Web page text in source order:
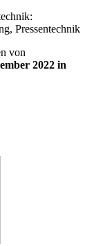
Pressentechnik
von
2022 in